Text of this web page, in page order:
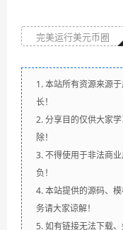
完美运行美元币圈
1. 本站所有资源来源
长！
2. 分享目的仅供大家
除！
3. 不得使用于非法商
负！
4. 本站提供的源码、
务请大家谅解！
5. 如有链接无法下载